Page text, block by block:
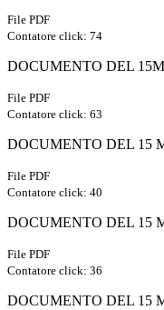
File PDF
Contatore click: 74
DOCUMENTO DEL
File PDF
Contatore click: 63
DOCUMENTO DEL 15
File PDF
Contatore click: 40
DOCUMENTO DEL 15
File PDF
Contatore click: 36
DOCUMENTO DEL 15